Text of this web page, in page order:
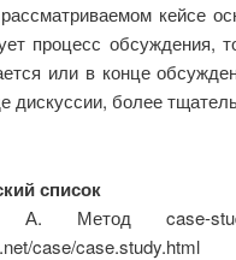
кейсе
процесс обсуждения,
или в конце
дискуссии, более
список
А. Метод case-
case/case.study.html